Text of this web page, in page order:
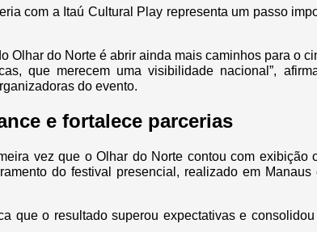
com a Itaú Cultural Play representa um passo
Olhar do Norte é abrir ainda mais caminhos para o
que merecem uma visibilidade nacional”,
do evento.
e fortalece parcerias
vez que o Olhar do Norte contou com exibição
do festival presencial, realizado em
que o resultado superou expectativas e